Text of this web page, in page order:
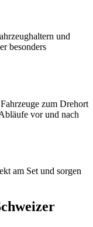
und
besonders
zum Drehort
vor und nach
am Set und sorgen